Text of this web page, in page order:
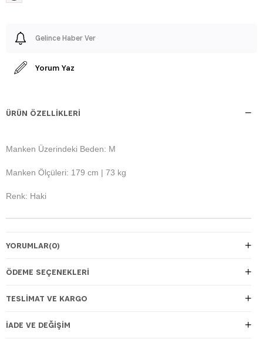
Gelince Haber Ver
Yorum Yaz
ÜRÜN ÖZELLIKLERI
Manken Üzerindeki Beden: M
Manken Ölçüleri: 179 cm | 73 kg
Renk: Haki
YORUMLAR(0)
ÖDEME SEÇENEKLERI
TESLIMAT VE KARGO
İADE VE DEĞIŞIM